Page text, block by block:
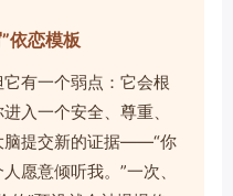
依恋模板
有一个弱点：它会根
入一个安全、尊重、
脑提交新的证据——“你
愿意倾听我。”一次、